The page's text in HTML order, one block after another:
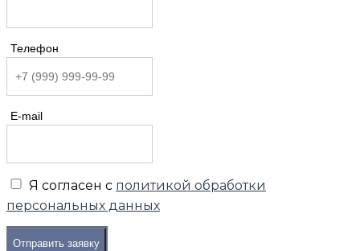
Телефон
E-mail
Я согласен с политикой обработки
персональных данных
Отправить заявку